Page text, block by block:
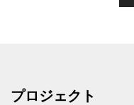
プロジェクト